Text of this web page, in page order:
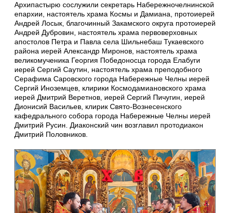
Архипастырю сослужили секретарь Набережночелнинской
епархии, настоятель храма Космы и Дамиана, протоиерей
Андрей Лосык, благочинный Закамского округа протоиерей
Андрей Дубровин, настоятель храма первоверховных
апостолов Петра и Павла села Шильнебаш Тукаевского
района иерей Александр Миронов, настоятель храма
великомученика Георгия Победоносца города Елабуги
иерей Сергий Саутин, настоятель храма преподобного
Серафима Саровского города Набережные Челны иерей
Сергий Иноземцев, клирики Космодамиановского храма
иерей Дмитрий Веретнов, иерей Сергий Пичугин, иерей
Дионисий Васильев, клирик Свято-Вознесенского
кафедрального собора города Набережные Челны иерей
Дмитрий Русин. Диаконский чин возглавил протодиакон
Дмитрий Половников.